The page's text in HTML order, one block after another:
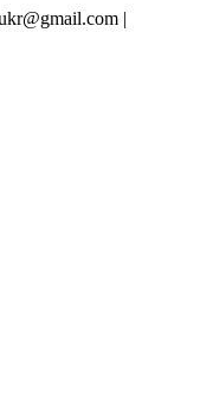
|